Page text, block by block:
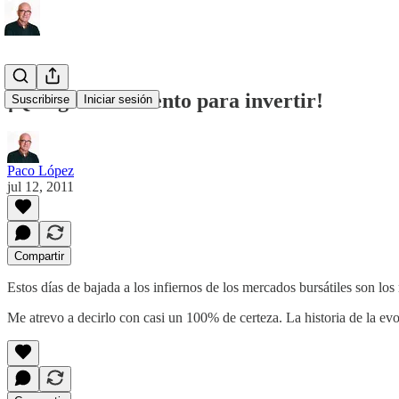
Suscribirse Iniciar sesión
¡Qué gran momento para invertir!
Paco López
jul 12, 2011
Compartir
Estos días de bajada a los infiernos de los mercados bursátiles son
Me atrevo a decirlo con casi un 100% de certeza. La historia de la